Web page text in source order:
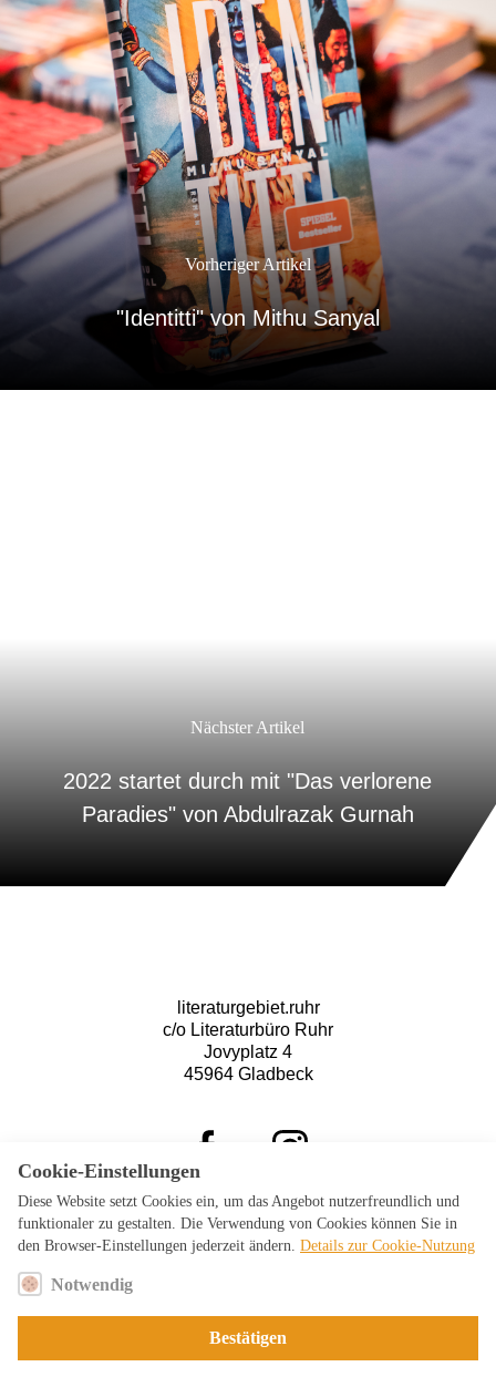
Vorheriger Artikel
"Identitti" von Mithu Sanyal
Nächster Artikel
2022 startet durch mit "Das verlorene
Paradies" von Abdulrazak Gurnah
literaturgebiet.ruhr
c/o Literaturbüro Ruhr
Jovyplatz 4
45964 Gladbeck
Log-In Mitglieder
Cookie-Einstellungen
Diese Website setzt Cookies ein, um das Angebot nutzerfreundlich und
funktionaler zu gestalten. Die Verwendung von Cookies können Sie in
den Browser-Einstellungen jederzeit ändern. Details zur Cookie-Nutzung
Notwendig
Bestätigen